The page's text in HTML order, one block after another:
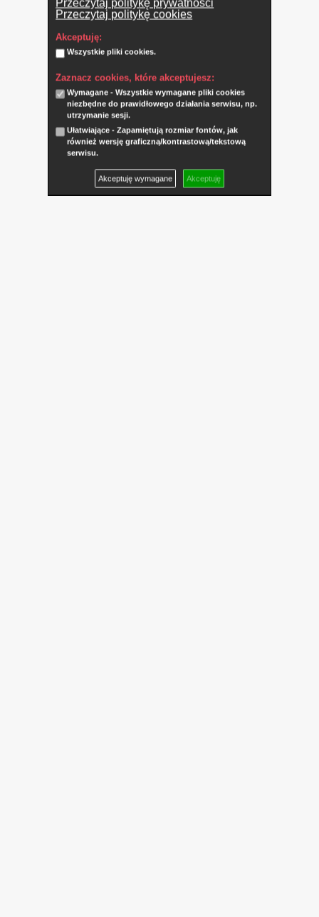
Przeczytaj politykę prywatności
Przeczytaj politykę cookies
Akceptuję:
Wszystkie pliki cookies.
Zaznacz cookies, które akceptujesz:
Wymagane - Wszystkie wymagane pliki cookies
niezbędne do prawidłowego działania serwisu, np.
utrzymanie sesji.
Ułatwiające - Zapamiętują rozmiar fontów, jak
również wersję graficzną/kontrastową/tekstową
serwisu.
Akceptuję wymagane Akceptuję